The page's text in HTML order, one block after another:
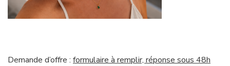
Demande d’offre : formulaire à remplir, réponse sous 48h